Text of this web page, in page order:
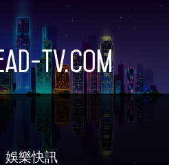
TV.com
娛樂快訊